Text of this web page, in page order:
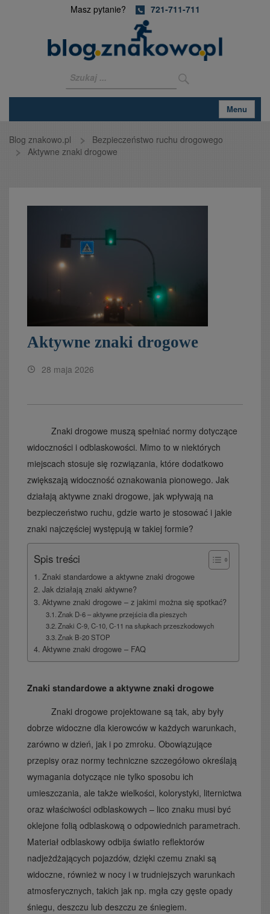
Masz pytanie? 721-711-711
Menu
Blog znakowo.pl
Bezpieczeństwo ruchu drogowego
Aktywne znaki drogowe
Aktywne znaki drogowe
28 maja 2026
Znaki drogowe muszą spełniać normy dotyczące
widoczności i odblaskowości. Mimo to w niektórych
miejscach stosuje się rozwiązania, które dodatkowo
zwiększają widoczność oznakowania pionowego. Jak
działają aktywne znaki drogowe, jak wpływają na
bezpieczeństwo ruchu, gdzie warto je stosować i jakie
znaki najczęściej występują w takiej formie?
Spis treści
Znaki standardowe a aktywne znaki drogowe
Jak działają znaki aktywne?
Aktywne znaki drogowe – z jakimi można się spotkać?
Znak D-6 – aktywne przejścia dla pieszych
Znaki C-9, C-10, C-11 na słupkach przeszkodowych
Znak B-20 STOP
Aktywne znaki drogowe – FAQ
Znaki standardowe a aktywne znaki drogowe
Znaki drogowe projektowane są tak, aby były
dobrze widoczne dla kierowców w każdych warunkach,
zarówno w dzień, jak i po zmroku. Obowiązujące
przepisy oraz normy techniczne szczegółowo określają
wymagania dotyczące nie tylko sposobu ich
umieszczania, ale także wielkości, kolorystyki, liternictwa
oraz właściwości odblaskowych – lico znaku musi być
oklejone folią odblaskową o odpowiednich parametrach.
Materiał odblaskowy odbija światło reflektorów
nadjeżdżających pojazdów, dzięki czemu znaki są
widoczne, również w nocy i w trudniejszych warunkach
atmosferycznych, takich jak np. mgła czy gęste opady
śniegu, deszczu lub deszczu ze śniegiem.